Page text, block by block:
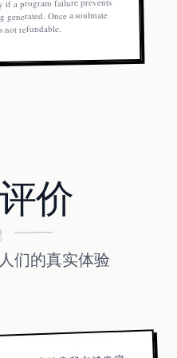
if a program failure prevents
Once a soulmate
not refundable.
价
们的真实体验